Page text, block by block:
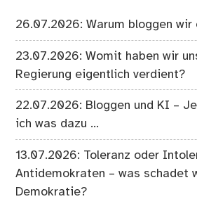
26.07.2026: Warum bloggen wir
23.07.2026: Womit haben wir
Regierung eigentlich verdient?
22.07.2026: Bloggen und KI –
ich was dazu …
13.07.2026: Toleranz oder
Antidemokraten – was schadet
Demokratie?